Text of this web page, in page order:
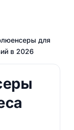
для
в 2026